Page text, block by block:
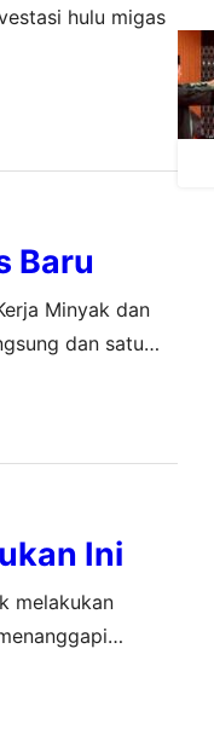
hulu migas
Baru
Minyak dan
dan satu
Ini
melakukan